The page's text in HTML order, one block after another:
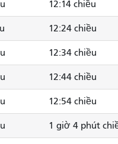
12:14 chiều
12:24 chiều
12:34 chiều
12:44 chiều
12:54 chiều
1 giờ 4 phút